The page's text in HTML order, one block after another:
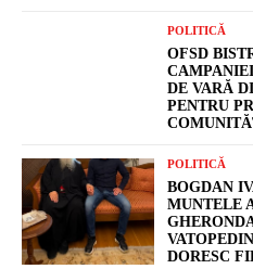
POLITICĂ
OFSD
DE VARĂ
PENTRU
POLITICĂ
BOGDAN
MUNTELE
DORESC